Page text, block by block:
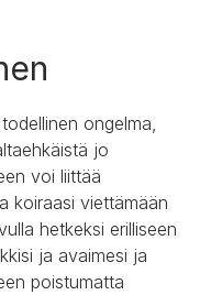
ongelma,
jo
voi liittää
koiraasi viettämään
hetkeksi erilliseen
ja avaimesi ja
poistumatta